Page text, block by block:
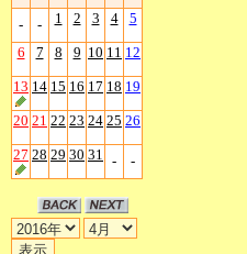
- - 1 2 3 4 5
6 7 8 9 10 11 12
13 14 15 16 17 18 19
20 21 22 23 24 25 26
27 28 29 30 31 - -